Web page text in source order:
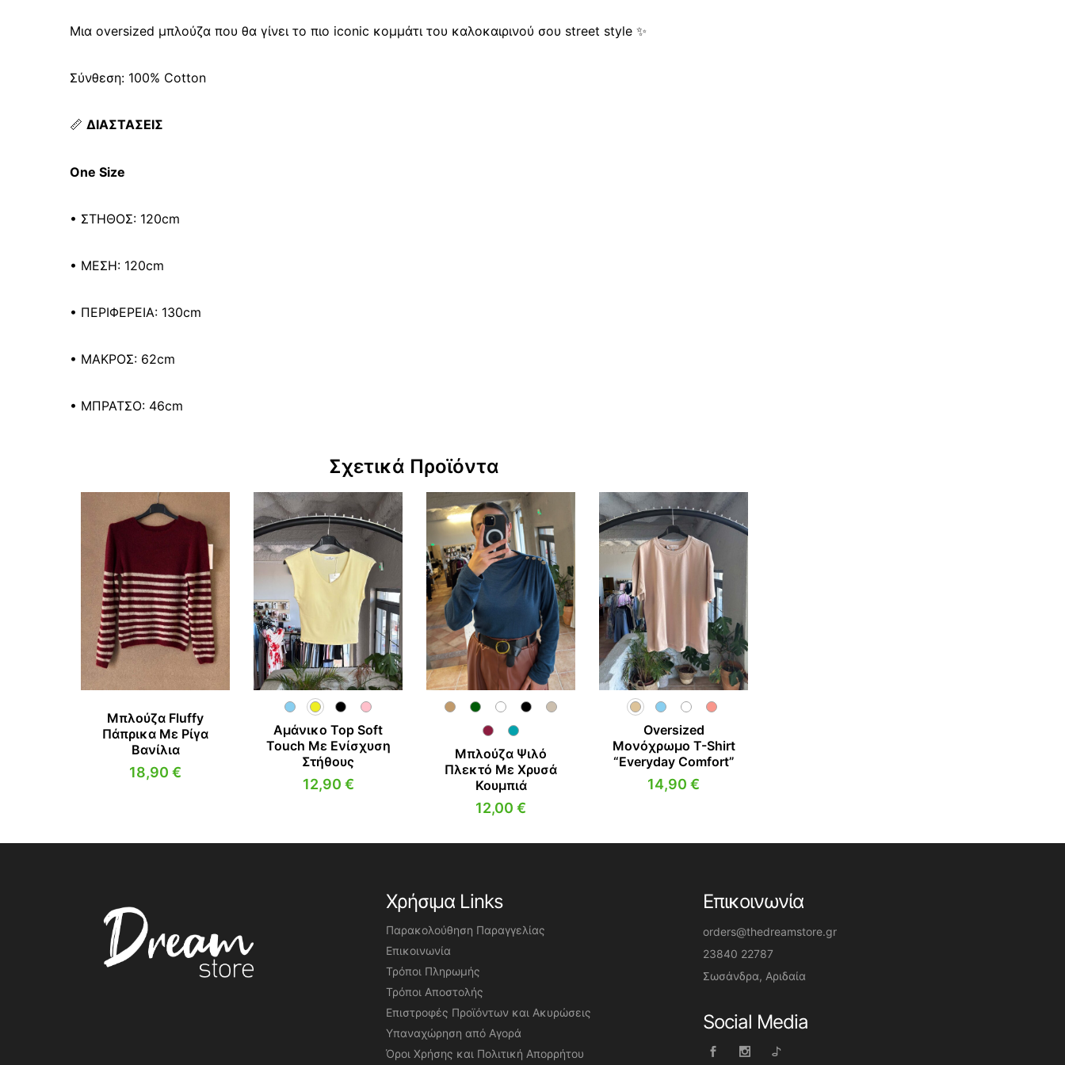
Μια oversized μπλούζα που θα γίνει το πιο iconic κομμάτι του καλοκαιρινού σου street style ✨
Σύνθεση: 100% Cotton
📏 ΔΙΑΣΤΑΣΕΙΣ
One Size
• ΣΤΗΘΟΣ: 120cm
• ΜΕΣΗ: 120cm
• ΠΕΡΙΦΕΡΕΙΑ: 130cm
• ΜΑΚΡΟΣ: 62cm
• ΜΠΡΑΤΣΟ: 46cm
Σχετικά Προϊόντα
Μπλούζα Fluffy
Πάπρικα Με Ρίγα
Βανίλια
18,90 €
Αμάνικο Top Soft
Touch Με Ενίσχυση
Στήθους
12,90 €
Μπλούζα Ψιλό
Πλεκτό Με Χρυσά
Κουμπιά
12,00 €
Oversized
Μονόχρωμο T-Shirt
“Everyday Comfort”
14,90 €
Χρήσιμα Links
Παρακολούθηση Παραγγελίας
Επικοινωνία
Τρόποι Πληρωμής
Τρόποι Αποστολής
Επιστροφές Προϊόντων και Ακυρώσεις
Υπαναχώρηση από Αγορά
Όροι Χρήσης και Πολιτική Απορρήτου
Επικοινωνία
orders@thedreamstore.gr
23840 22787
Σωσάνδρα, Αριδαία
Social Media